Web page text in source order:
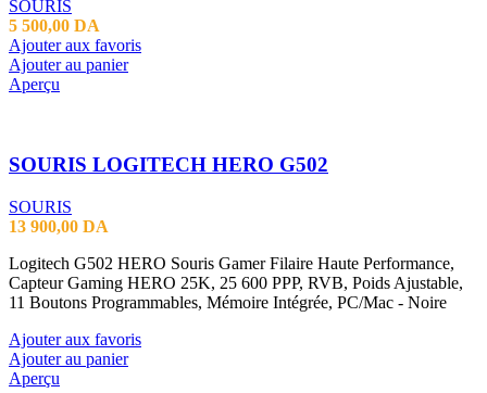
SOURIS
5 500,00 DA
Ajouter aux favoris
Ajouter au panier
Aperçu
SOURIS LOGITECH HERO G502
SOURIS
13 900,00 DA
Logitech G502 HERO Souris Gamer Filaire Haute Performance,
Capteur Gaming HERO 25K, 25 600 PPP, RVB, Poids Ajustable,
11 Boutons Programmables, Mémoire Intégrée, PC/Mac - Noire
Ajouter aux favoris
Ajouter au panier
Aperçu